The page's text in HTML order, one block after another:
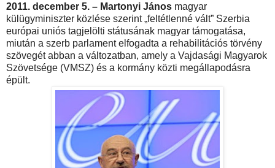
2011. december 5. – Martonyi János magyar
külügyminiszter közlése szerint „feltétlenné vált” Szerbia
európai uniós tagjelölti státusának magyar támogatása,
miután a szerb parlament elfogadta a rehabilitációs törvény
szövegét abban a változatban, amely a Vajdasági Magyarok
Szövetsége (VMSZ) és a kormány közti megállapodásra
épült.